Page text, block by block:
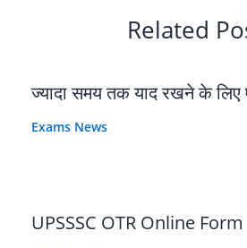
Related
ज्यादा समय तक याद रखने के लिए
Exams News
UPSSSC OTR Online Form